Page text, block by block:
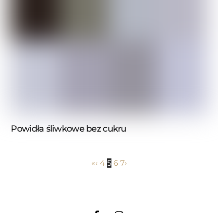
Powidła śliwkowe bez cukru
«‹ 4 5 6 7›